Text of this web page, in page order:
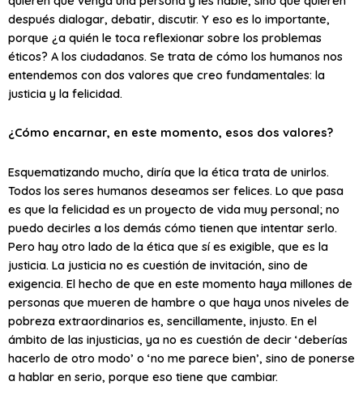
después dialogar, debatir, discutir. Y eso es lo importante,
porque ¿a quién le toca reflexionar sobre los problemas
éticos? A los ciudadanos. Se trata de cómo los humanos nos
entendemos con dos valores que creo fundamentales: la
justicia y la felicidad.
¿Cómo encarnar, en este momento, esos dos valores?
Esquematizando mucho, diría que la ética trata de unirlos.
Todos los seres humanos deseamos ser felices. Lo que pasa
es que la felicidad es un proyecto de vida muy personal; no
puedo decirles a los demás cómo tienen que intentar serlo.
Pero hay otro lado de la ética que sí es exigible, que es la
justicia. La justicia no es cuestión de invitación, sino de
exigencia. El hecho de que en este momento haya millones de
personas que mueren de hambre o que haya unos niveles de
pobreza extraordinarios es, sencillamente, injusto. En el
ámbito de las injusticias, ya no es cuestión de decir ‘deberías
hacerlo de otro modo’ o ‘no me parece bien’, sino de ponerse
a hablar en serio, porque eso tiene que cambiar.